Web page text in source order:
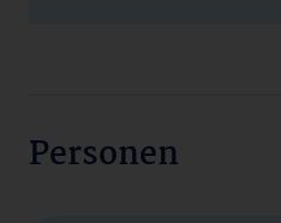
Personen